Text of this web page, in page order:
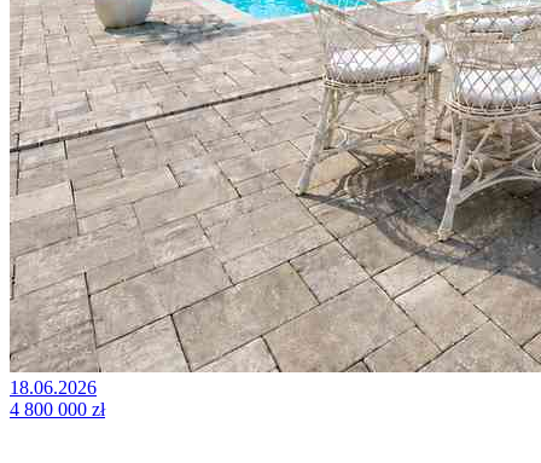
18.06.2026
4 800 000 zł